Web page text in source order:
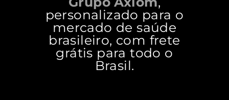
personalizado para o
mercado de saúde
brasileiro, com frete
grátis para todo o
Brasil.